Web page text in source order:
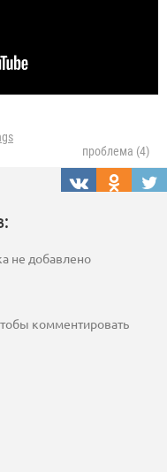
проблема (4)
не добавлено
комментировать